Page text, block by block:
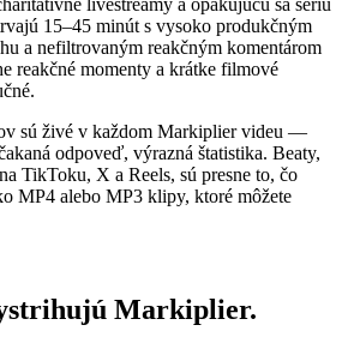
livestreamy a opakujúcu sa sériu
15–45 minút s vysoko produkčným
a nefiltrovaným reakčným komentárom
reakčné momenty a krátke filmové
sú živé v každom Markiplier videu —
odpoveď, výrazná štatistika. Beaty,
TikToku, X a Reels, sú presne to, čo
MP4 alebo MP3 klipy, ktoré môžete
Markiplier.